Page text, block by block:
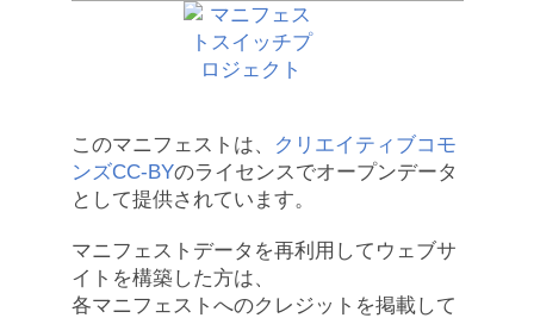
このマニフェストは、
クリエイティブコモ
ンズCC-BYのライセンスでオープンデータ
として提供されています。
マニフェストデータを再利用してウェブサ
イトを構築した方は、
各マニフェストへのクレジットを掲載して